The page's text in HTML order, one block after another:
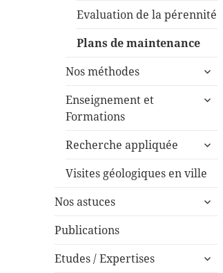
Evaluation de la pérennité
Plans de maintenance
Nos méthodes
ouvrir
sous-
Enseignement et
Formations
ouvrir
menu
Recherche appliquée
ouvrir
sous-
Visites géologiques en ville
Nos astuces
ouvrir
Publications
Etudes / Expertises
ouvrir